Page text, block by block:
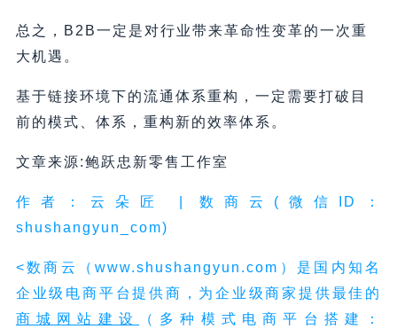
总之，B2B一定是对行业带来革命性变革的一次重
大机遇。
基于链接环境下的流通体系重构，一定需要打破目
前的模式、体系，重构新的效率体系。
文章来源:鲍跃忠新零售工作室
作者：云朵匠 | 数商云(微信ID：
shushangyun_com)
<数商云（www.shushangyun.com）是国内知名
企业级电商平台提供商，为企业级商家提供最佳的
商城网站建设
（多种模式电商平台搭建：